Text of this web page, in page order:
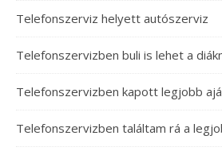
Telefonszerviz helyett autószerviz
Telefonszervizben buli is lehet a
Telefonszervizben kapott legjobb
Telefonszervizben találtam rá a